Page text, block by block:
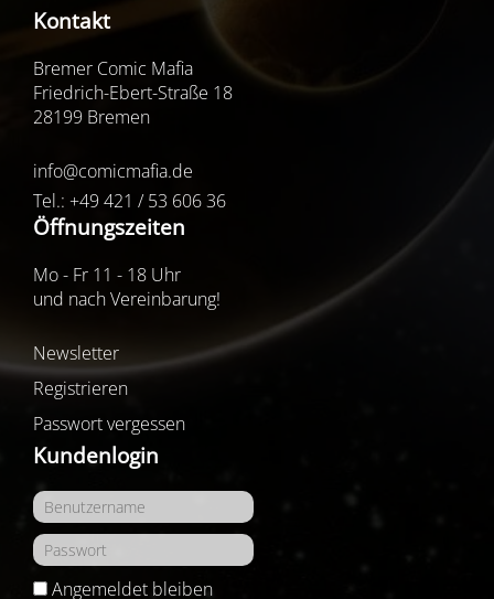
Kontakt
Bremer Comic Mafia
Friedrich-Ebert-Straße 18
28199 Bremen
info@comicmafia.de
Tel.: +49 421 / 53 606 36
Öffnungszeiten
Mo - Fr 11 - 18 Uhr
und nach Vereinbarung!
Newsletter
Registrieren
Passwort vergessen
Kundenlogin
Angemeldet bleiben